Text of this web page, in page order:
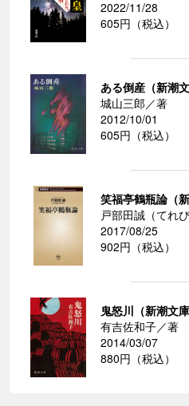
2022/11/28
605円（税込）
ある倒産（新潮文
城山三郎／著
2012/10/01
605円（税込）
笑福亭鶴瓶論（
戸部田誠（てれ
2017/08/25
902円（税込）
鬼怒川（新潮文庫
有吉佐和子／著
2014/03/07
880円（税込）